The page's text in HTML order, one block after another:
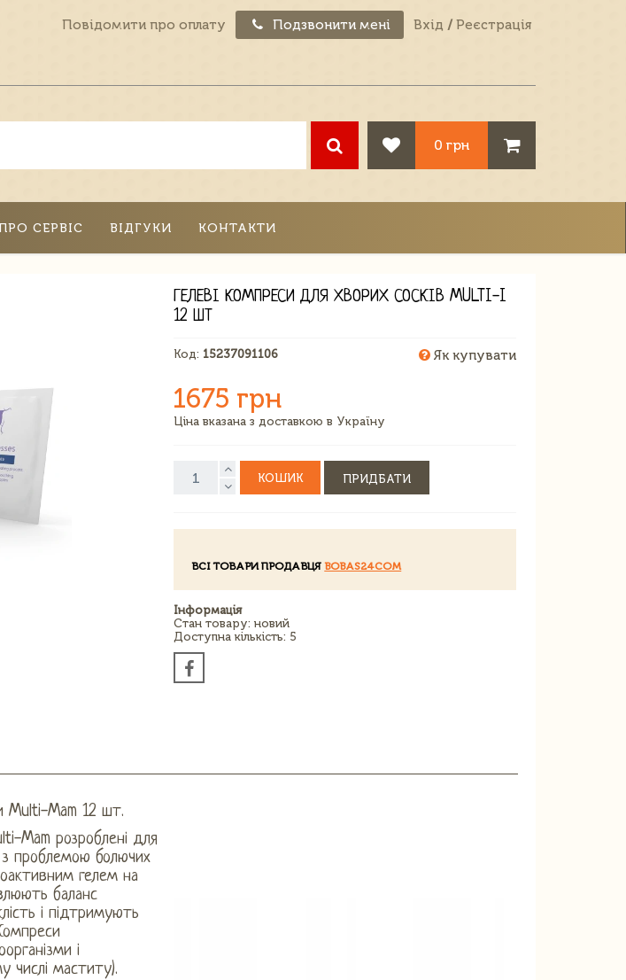
Повідомити про оплату Подзвонити мені Вхід / Реєстрація
0 грн
СЕРВІС ВІДГУКИ КОНТАКТИ
ГЕЛЕВІ КОМПРЕСИ ДЛЯ ХВОРИХ СОСКІВ MULTI-I
12 ШТ
Код: 15237091106 Як купувати
1675 грн
Ціна вказана з доставкою в Україну
КОШИК ПРИДБАТИ
ВСІ ТОВАРИ ПРОДАВЦЯBOBAS24COM
Інформація
Стан товару: новий
Доступна кількість: 5
Multi-Mam 12 шт.
Mam розроблені для
проблемою болючих
гелем на
баланс
і підтримують
і
числі маститу).